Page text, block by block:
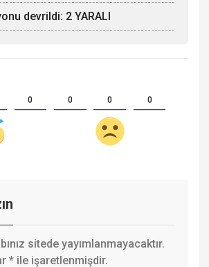
devrildi: 2 YARALI
0 0 0 0
sitede yayımlanmayacaktır.
* ile işaretlenmişdir.